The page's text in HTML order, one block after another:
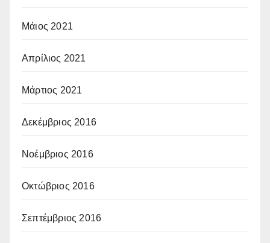
Μάιος 2021
Απρίλιος 2021
Μάρτιος 2021
Δεκέμβριος 2016
Νοέμβριος 2016
Οκτώβριος 2016
Σεπτέμβριος 2016